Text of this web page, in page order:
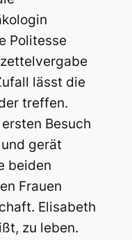
Politesse
lässt die
treffen.
Besuch
gerät
beiden
Frauen
Elisabeth
zu leben.